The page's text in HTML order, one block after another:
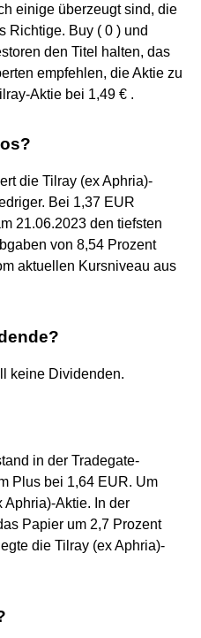
einige überzeugt sind, die
Richtige. Buy ( 0 ) und
den Titel halten, das
empfehlen, die Aktie zu
Aktie bei 1,49 € .
die Tilray (ex Aphria)-
Bei 1,37 EUR
21.06.2023 den tiefsten
von 8,54 Prozent
aktuellen Kursniveau aus
keine Dividenden.
in der Tradegate-
Plus bei 1,64 EUR. Um
Aphria)-Aktie. In der
Papier um 2,7 Prozent
die Tilray (ex Aphria)-